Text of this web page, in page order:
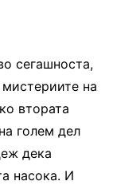
сегашноста,
на
втората
голем дел
дека
насока. И